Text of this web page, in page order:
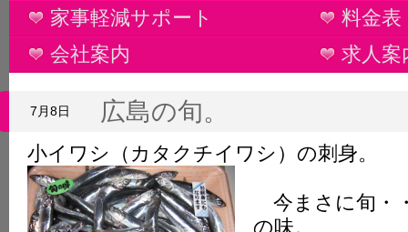
家事軽減サポート
料金表
会社案内
求人案
広島の旬。
7月8日
小イワシ（カタクチイワシ）の刺身。
今まさに旬・
の味。